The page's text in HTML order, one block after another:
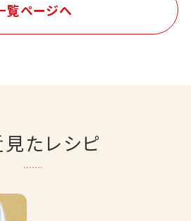
覧ページへ
たレシピ